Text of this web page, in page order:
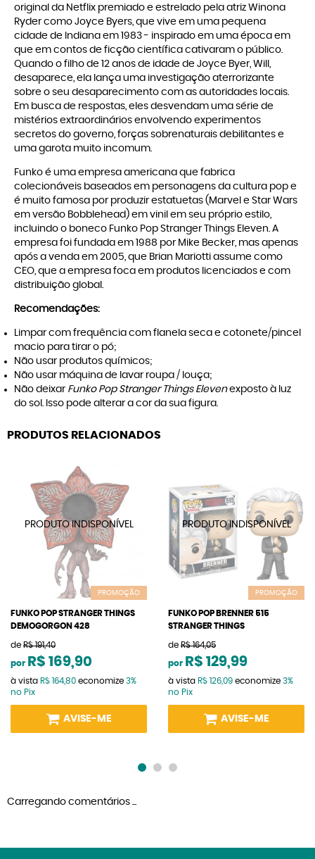
original da Netflix premiado e estrelado pela atriz Winona
Ryder como Joyce Byers, que vive em uma pequena
cidade de Indiana em 1983 - inspirado em uma época em
que em contos de ficção científica cativaram o público.
Quando o filho de 12 anos de idade de Joyce Byer, Will,
desaparece, ela lança uma investigação aterrorizante
sobre o seu desaparecimento com as autoridades locais.
Em busca de respostas, eles desvendam uma série de
mistérios extraordinários envolvendo experimentos
secretos do governo, forças sobrenaturais debilitantes e
uma garota muito incomum.
Funko é uma empresa americana que fabrica
colecionáveis baseados em personagens da cultura pop e
é muito famosa por produzir estatuetas (Marvel e Star Wars
em versão Bobblehead) em vinil em seu próprio estilo,
incluindo o boneco Funko Pop Stranger Things Eleven. A
empresa foi fundada em 1988 por Mike Becker, mas apenas
após a venda em 2005, que Brian Mariotti assume como
CEO, que a empresa foca em produtos licenciados e com
distribuição global.
Recomendações:
Limpar com frequência com flanela seca e cotonete/pincel
macio para tirar o pó;
Não usar produtos químicos;
Não usar máquina de lavar roupa / louça;
Não deixar Funko Pop Stranger Things Elevenexposto à luz
do sol. Isso pode alterar a cor da sua figura.
PRODUTOS RELACIONADOS
PROMOÇÃO
FUNKO POP STRANGER THINGS
DEMOGORGON 428
de R$ 191,40
por R$ 169,90
à vista R$ 164,80 economize 3%
no Pix
AVISE-ME
PROMOÇÃO
FUNKO POP BRENNER 515
STRANGER THINGS
de R$ 164,05
por R$ 129,99
à vista R$ 126,09 economize 3%
no Pix
AVISE-ME
Carregando comentários ...